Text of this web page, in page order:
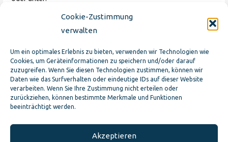
Cookie-Zustimmung
verwalten
Um ein optimales Erlebnis zu bieten, verwenden wir Technologien wie
Cookies, um Geräteinformationen zu speichern und/oder darauf
zuzugreifen. Wenn Sie diesen Technologien zustimmen, können wir
Daten wie das Surfverhalten oder eindeutige IDs auf dieser Website
verarbeiten. Wenn Sie Ihre Zustimmung nicht erteilen oder
zurückziehen, können bestimmte Merkmale und Funktionen
beeinträchtigt werden.
Akzeptieren